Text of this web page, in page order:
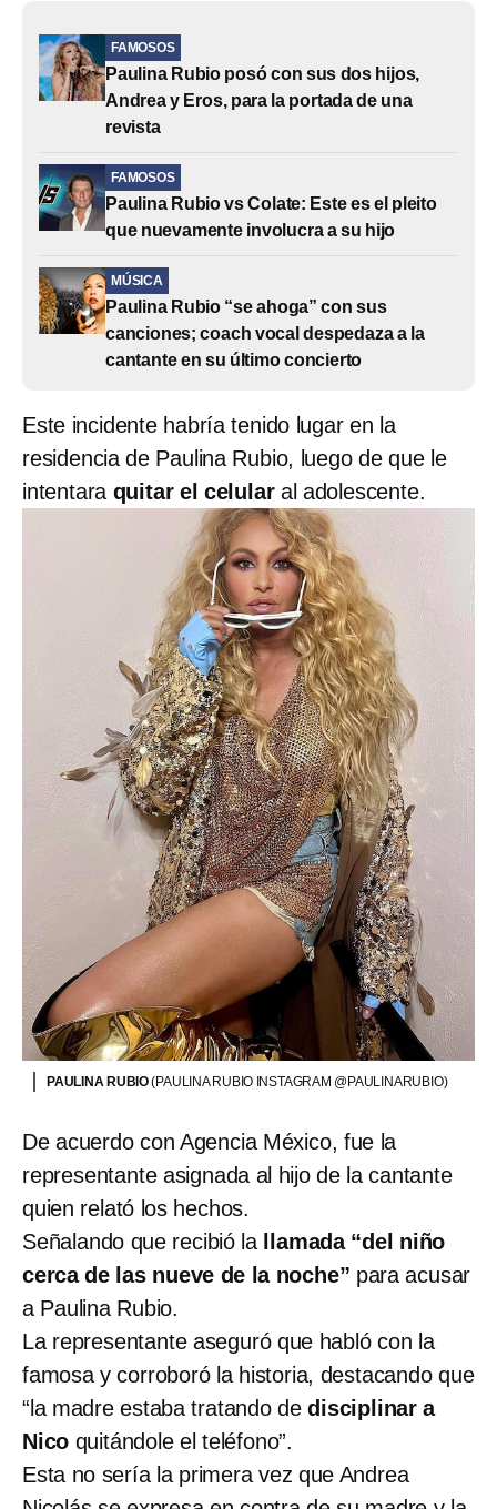
FAMOSOS
Paulina Rubio posó con sus dos hijos,
Andrea y Eros, para la portada de una
revista
FAMOSOS
Paulina Rubio vs Colate: Este es el pleito
que nuevamente involucra a su hijo
MÚSICA
Paulina Rubio “se ahoga” con sus
canciones; coach vocal despedaza a la
cantante en su último concierto
Este incidente habría tenido lugar en la
residencia de Paulina Rubio, luego de que le
intentara quitar el celularal adolescente.
PAULINA RUBIO(PAULINA RUBIO INSTAGRAM @PAULINARUBIO)
De acuerdo con Agencia México, fue la
representante asignada al hijo de la cantante
quien relató los hechos.
Señalando que recibió la
llamada “del niño
cerca de las nueve de la noche” para acusar
a Paulina Rubio.
La representante aseguró que habló con la
famosa y corroboró la historia, destacando que
“la madre estaba tratando dedisciplinar a
Nico quitándole el teléfono”.
Esta no sería la primera vez que Andrea